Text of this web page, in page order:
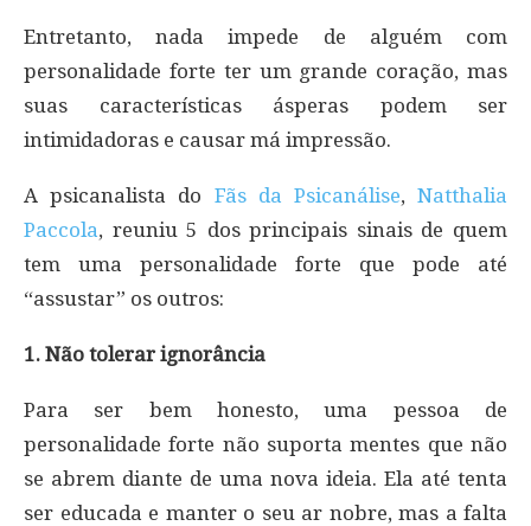
Entretanto, nada impede de alguém com
personalidade forte ter um grande coração, mas
suas características ásperas podem ser
intimidadoras e causar má impressão.
A psicanalista do Fãs da Psicanálise,Natthalia
Paccola, reuniu 5 dos principais sinais de quem
tem uma personalidade forte que pode até
“assustar” os outros:
1. Não tolerar ignorância
Para ser bem honesto, uma pessoa de
personalidade forte não suporta mentes que não
se abrem diante de uma nova ideia. Ela até tenta
ser educada e manter o seu ar nobre, mas a falta